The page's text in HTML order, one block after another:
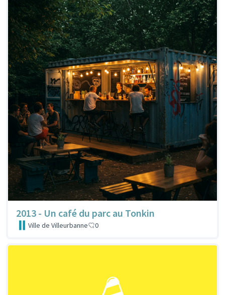
2013 - Un café du parc au Tonkin
Ville de Villeurbanne 0